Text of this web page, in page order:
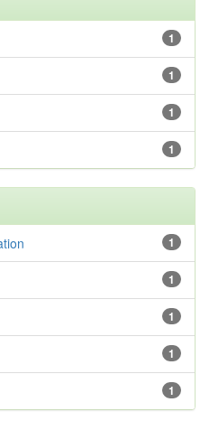
1
1
1
1
1
1
1
1
1